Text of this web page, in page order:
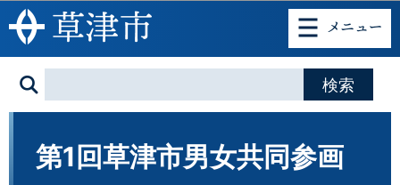
このページの本文へ移動
第1回草津市男女共同参画